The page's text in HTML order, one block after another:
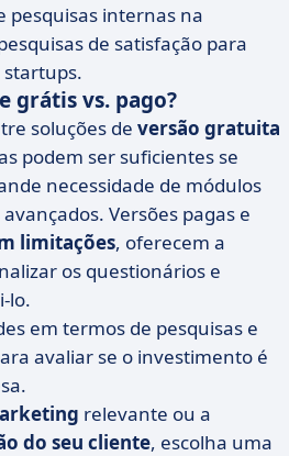
pesquisas internas na
de satisfação para
startups.
grátis vs. pago?
soluções de versão gratuita
podem ser suficientes se
necessidade de módulos
Versões pagas e
limitações, oferecem a
os questionários e
lo.
em termos de pesquisas e
avaliar se o investimento é
relevante ou a
do seu cliente, escolha uma